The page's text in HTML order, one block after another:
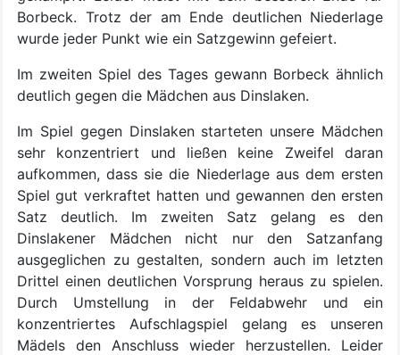
Borbeck. Trotz der am Ende deutlichen Niederlage
wurde jeder Punkt wie ein Satzgewinn gefeiert.
Im zweiten Spiel des Tages gewann Borbeck ähnlich
deutlich gegen die Mädchen aus Dinslaken.
Im Spiel gegen Dinslaken starteten unsere Mädchen
sehr konzentriert und ließen keine Zweifel daran
aufkommen, dass sie die Niederlage aus dem ersten
Spiel gut verkraftet hatten und gewannen den ersten
Satz deutlich. Im zweiten Satz gelang es den
Dinslakener Mädchen nicht nur den Satzanfang
ausgeglichen zu gestalten, sondern auch im letzten
Drittel einen deutlichen Vorsprung heraus zu spielen.
Durch Umstellung in der Feldabwehr und ein
konzentriertes Aufschlagspiel gelang es unseren
Mädels den Anschluss wieder herzustellen. Leider